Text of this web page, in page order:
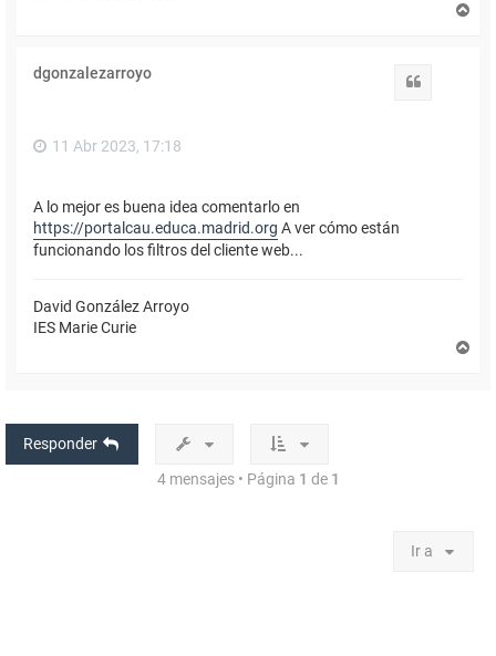
dgonzalezarroyo
11 Abr 2023, 17:18
A lo mejor es buena idea comentarlo en
https://portalcau.educa.madrid.org A ver cómo están
funcionando los filtros del cliente web...
David González Arroyo
IES Marie Curie
Responder
4 mensajes • Página 1 de 1
Ir a